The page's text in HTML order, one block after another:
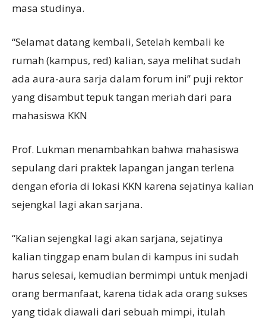
masa studinya.
“Selamat datang kembali, Setelah kembali ke
rumah (kampus, red) kalian, saya melihat sudah
ada aura-aura sarja dalam forum ini” puji rektor
yang disambut tepuk tangan meriah dari para
mahasiswa KKN
Prof. Lukman menambahkan bahwa mahasiswa
sepulang dari praktek lapangan jangan terlena
dengan eforia di lokasi KKN karena sejatinya kalian
sejengkal lagi akan sarjana.
“Kalian sejengkal lagi akan sarjana, sejatinya
kalian tinggap enam bulan di kampus ini sudah
harus selesai, kemudian bermimpi untuk menjadi
orang bermanfaat, karena tidak ada orang sukses
yang tidak diawali dari sebuah mimpi, itulah